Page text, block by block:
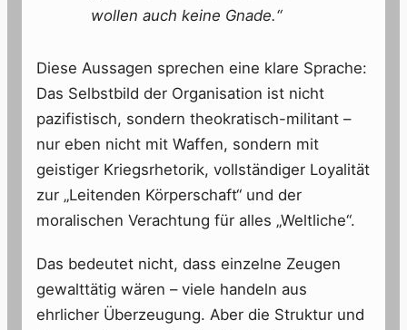
wollen auch keine Gnade.“
Diese Aussagen sprechen eine klare Sprache:
Das Selbstbild der Organisation ist nicht
pazifistisch, sondern theokratisch-militant –
nur eben nicht mit Waffen, sondern mit
geistiger Kriegsrhetorik, vollständiger Loyalität
zur „Leitenden Körperschaft“ und der
moralischen Verachtung für alles „Weltliche“.
Das bedeutet nicht, dass einzelne Zeugen
gewalttätig wären – viele handeln aus
ehrlicher Überzeugung. Aber die Struktur und